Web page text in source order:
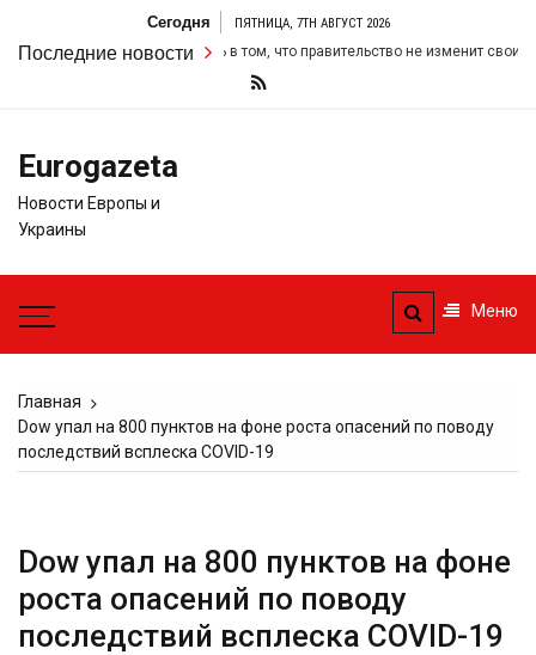
содержимому
Сегодня ПЯТНИЦА, 7TH АВГУСТ 2026
Последние новости
свою настойчивость в том, что правительство не изменит свои
Eurogazeta
Новости Европы и
Украины
Меню
Главная
Dow упал на 800 пунктов на фоне роста опасений по поводу
последствий всплеска COVID-19
Dow упал на 800 пунктов на фоне
роста опасений по поводу
последствий всплеска COVID-19